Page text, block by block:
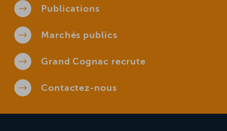
Publications
Marchés publics
Grand Cognac recrute
Contactez-nous